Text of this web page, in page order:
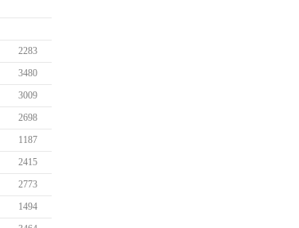
2283
3480
3009
2698
1187
2415
2773
1494